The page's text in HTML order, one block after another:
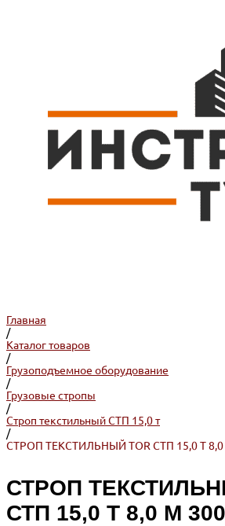
Главная
/
Каталог товаров
/
Грузоподъемное оборудование
/
Грузовые стропы
/
Строп текстильный СТП 15,0 т
/
СТРОП ТЕКСТИЛЬНЫЙ TOR СТП 15,0 Т
СТРОП
СТП 15,0 Т 8,0 М